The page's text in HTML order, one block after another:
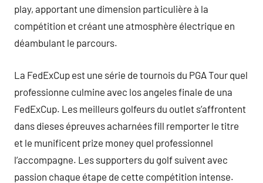
play, apportant une dimension particulière à la
compétition et créant une atmosphère électrique en
déambulant le parcours.
La FedExCup est une série de tournois du PGA Tour quel
professionne culmine avec los angeles finale de una
FedExCup. Les meilleurs golfeurs du outlet s’affrontent
dans dieses épreuves acharnées fill remporter le titre
et le munificent prize money quel professionnel
l’accompagne. Les supporters du golf suivent avec
passion chaque étape de cette compétition intense.